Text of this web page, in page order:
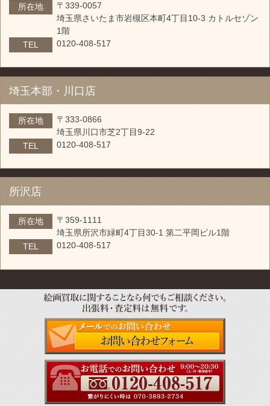
所在地
〒339-0057
埼玉県さいたま市岩槻区本町4丁目10-3 カトルセゾン
1階
TEL
0120-408-517
埼玉本部・川口店
所在地
〒333-0866
埼玉県川口市芝2丁目9-22
TEL
0120-408-517
所沢店
所在地
〒359-1111
埼玉県所沢市緑町4丁目30-1 第二平岡ビル1階
TEL
0120-408-517